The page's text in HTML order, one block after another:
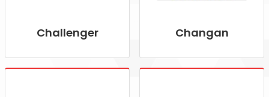
Challenger Changan